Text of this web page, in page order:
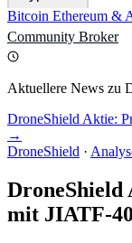
Bitcoin Ethereum &
Community Broker
Aktuellere News zu
DroneShield Aktie:
→
DroneShield ·
DroneShield
mit JIATF-